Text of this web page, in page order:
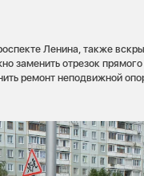
Ленина, также
заменить отрезок прямого
ремонт неподвижной